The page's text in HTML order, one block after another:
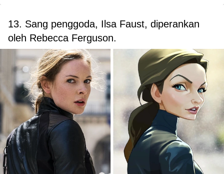
13. Sang penggoda, Ilsa Faust, diperankan
oleh Rebecca Ferguson.